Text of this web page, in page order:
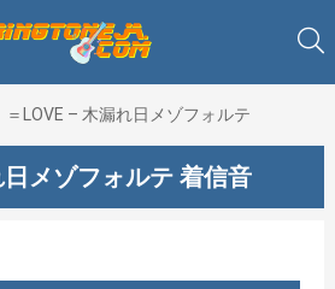
＝LOVE – 木漏れ日メゾフォルテ
日メゾフォルテ 着信音